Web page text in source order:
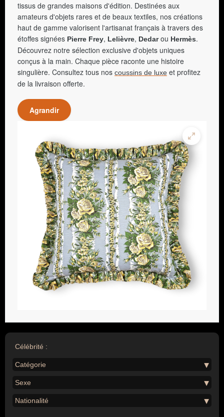
tissus de grandes maisons d'édition. Destinées aux
amateurs d'objets rares et de beaux textiles, nos créations
haut de gamme valorisent l'artisanat français à travers des
étoffes signées Pierre Frey, Lelièvre, Dedarou Hermès.
Découvrez notre sélection exclusive d'objets uniques
conçus à la main. Chaque pièce raconte une histoire
singulière. Consultez tous nos coussins de luxe et profitez
de la livraison offerte.
Agrandir
Célébrité :
Catégorie
Sexe
Nationalité